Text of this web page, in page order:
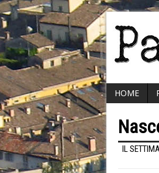
HOME
IL